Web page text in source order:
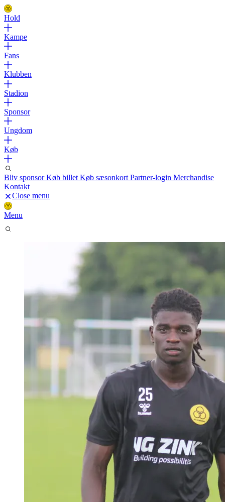
Hold
Kampe
Fans
Klubben
Stadion
Sponsor
Ungdom
Køb
Bliv sponsorKøb billet Køb sæsonkort Partner-login Merchandise
Kontakt
Close menu
Menu